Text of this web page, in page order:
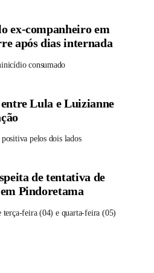
ex-companheiro em
após dias internada
consumado
Lula e Luizianne
pelos dois lados
de tentativa de
Pindoretama
terça-feira (04) e quarta-feira (05)